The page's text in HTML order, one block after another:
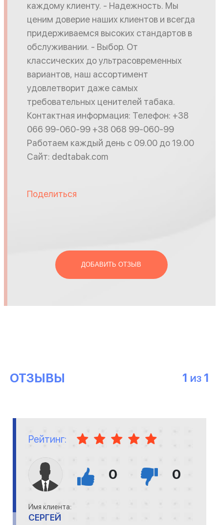
каждому клиенту. - Надежность. Мы
ценим доверие наших клиентов и всегда
придерживаемся высоких стандартов в
обслуживании. - Выбор. От
классических до ультрасовременных
вариантов, наш ассортимент
удовлетворит даже самых
требовательных ценителей табака.
Контактная информация: Телефон: +38
066 99-060-99 +38 068 99-060-99
Работаем каждый день с 09.00 до 19.00
Сайт: dedtabak.com
Поделиться
ДОБАВИТЬ ОТЗЫВ
ОТЗЫВЫ 1 ИЗ 1
Рейтинг:
0 0
Имя клиента:
СЕРГЕЙ